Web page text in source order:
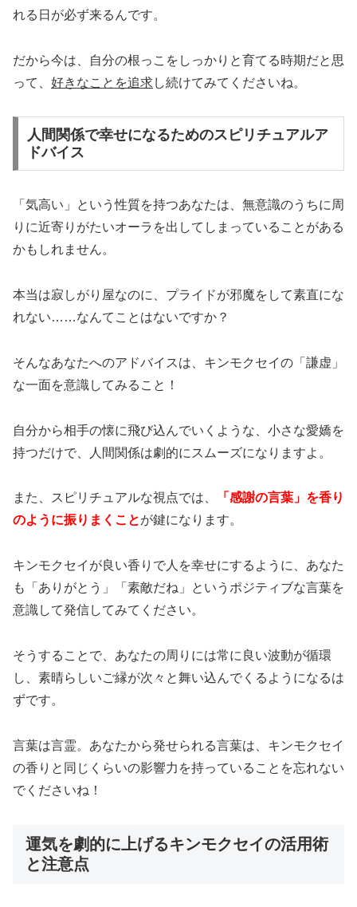
れる日が必ず来るんです。
だから今は、自分の根っこをしっかりと育てる時期だと思
って、 好きなことを追求し続けてみてくださいね。
人間関係で幸せになるためのスピリチュアルア
ドバイス
「気高い」という性質を持つあなたは、無意識のうちに周
りに近寄りがたいオーラを出してしまっていることがある
かもしれません。
本当は寂しがり屋なのに、プライドが邪魔をして素直にな
れない……なんてことはないですか？
そんなあなたへのアドバイスは、キンモクセイの「謙虚」
な一面を意識してみること！
自分から相手の懐に飛び込んでいくような、小さな愛嬌を
持つだけで、人間関係は劇的にスムーズになりますよ。
また、スピリチュアルな視点では、
「感謝の言葉」を香り
のように振りまくことが鍵になります。
キンモクセイが良い香りで人を幸せにするように、あなた
も「ありがとう」「素敵だね」というポジティブな言葉を
意識して発信してみてください。
そうすることで、あなたの周りには常に良い波動が循環
し、素晴らしいご縁が次々と舞い込んでくるようになるは
ずです。
言葉は言霊。あなたから発せられる言葉は、キンモクセイ
の香りと同じくらいの影響力を持っていることを忘れない
でくださいね！
運気を劇的に上げるキンモクセイの活用術
と注意点